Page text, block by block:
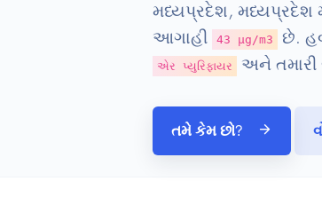
મધ્યપ્રદેશ, મધ્યપ્રદેશ
આગાહી
43 µg/m3 છે.
એર પ્યુરિફાયર અને તમારી
તમે કેમ છો?